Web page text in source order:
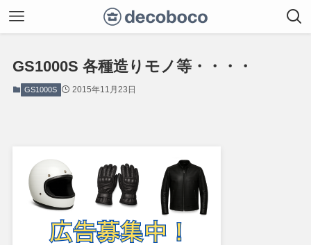
GS1000S 各種造りモノ等・・・・
GS1000S 2015年11月23日